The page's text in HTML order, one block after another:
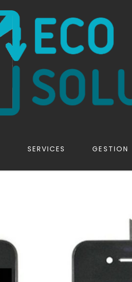
SERVICES GESTION